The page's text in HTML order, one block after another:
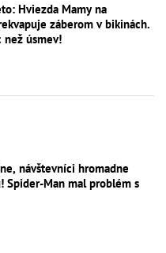
Hviezda Mamy na
záberom v bikinách.
než úsmev!
návštevníci hromadne
Spider-Man mal problém s